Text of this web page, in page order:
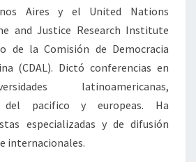
Aires y el United Nations
and Justice Research Institute
de la Comisión de Democracia
(CDAL). Dictó conferencias en
latinoamericanas,
del pacifico y europeas. Ha
especializadas y de difusión
internacionales.